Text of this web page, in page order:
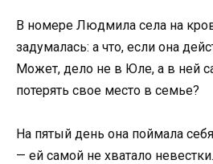
В номере Людмила села на
задумалась: а что, если она
Может, дело не в Юле, а в ней
потерять свое место в семье?
На пятый день она поймала
— ей самой не хватало